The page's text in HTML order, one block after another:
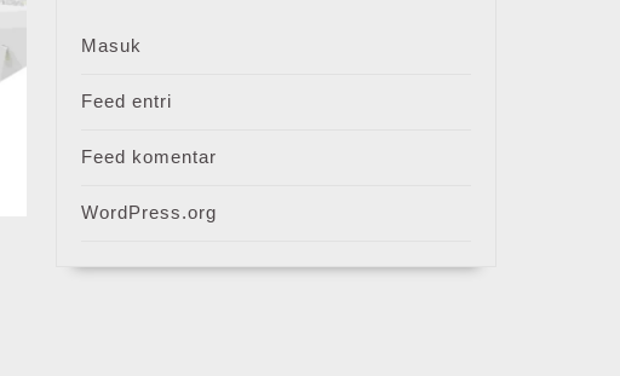
Masuk
Feed entri
Feed komentar
WordPress.org